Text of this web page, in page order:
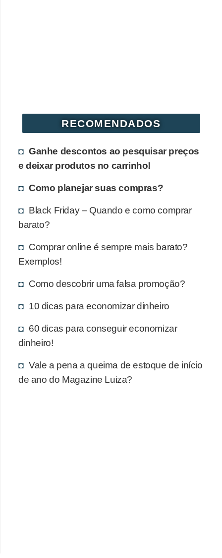
RECOMENDADOS
Ganhe descontos ao pesquisar preços
e deixar produtos no carrinho!
Como planejar suas compras?
Black Friday – Quando e como comprar
barato?
Comprar online é sempre mais barato?
Exemplos!
Como descobrir uma falsa promoção?
10 dicas para economizar dinheiro
60 dicas para conseguir economizar
dinheiro!
Vale a pena a queima de estoque de início
de ano do Magazine Luiza?